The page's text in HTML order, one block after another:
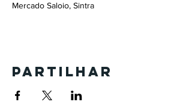
Mercado Saloio, Sintra
Partilhar